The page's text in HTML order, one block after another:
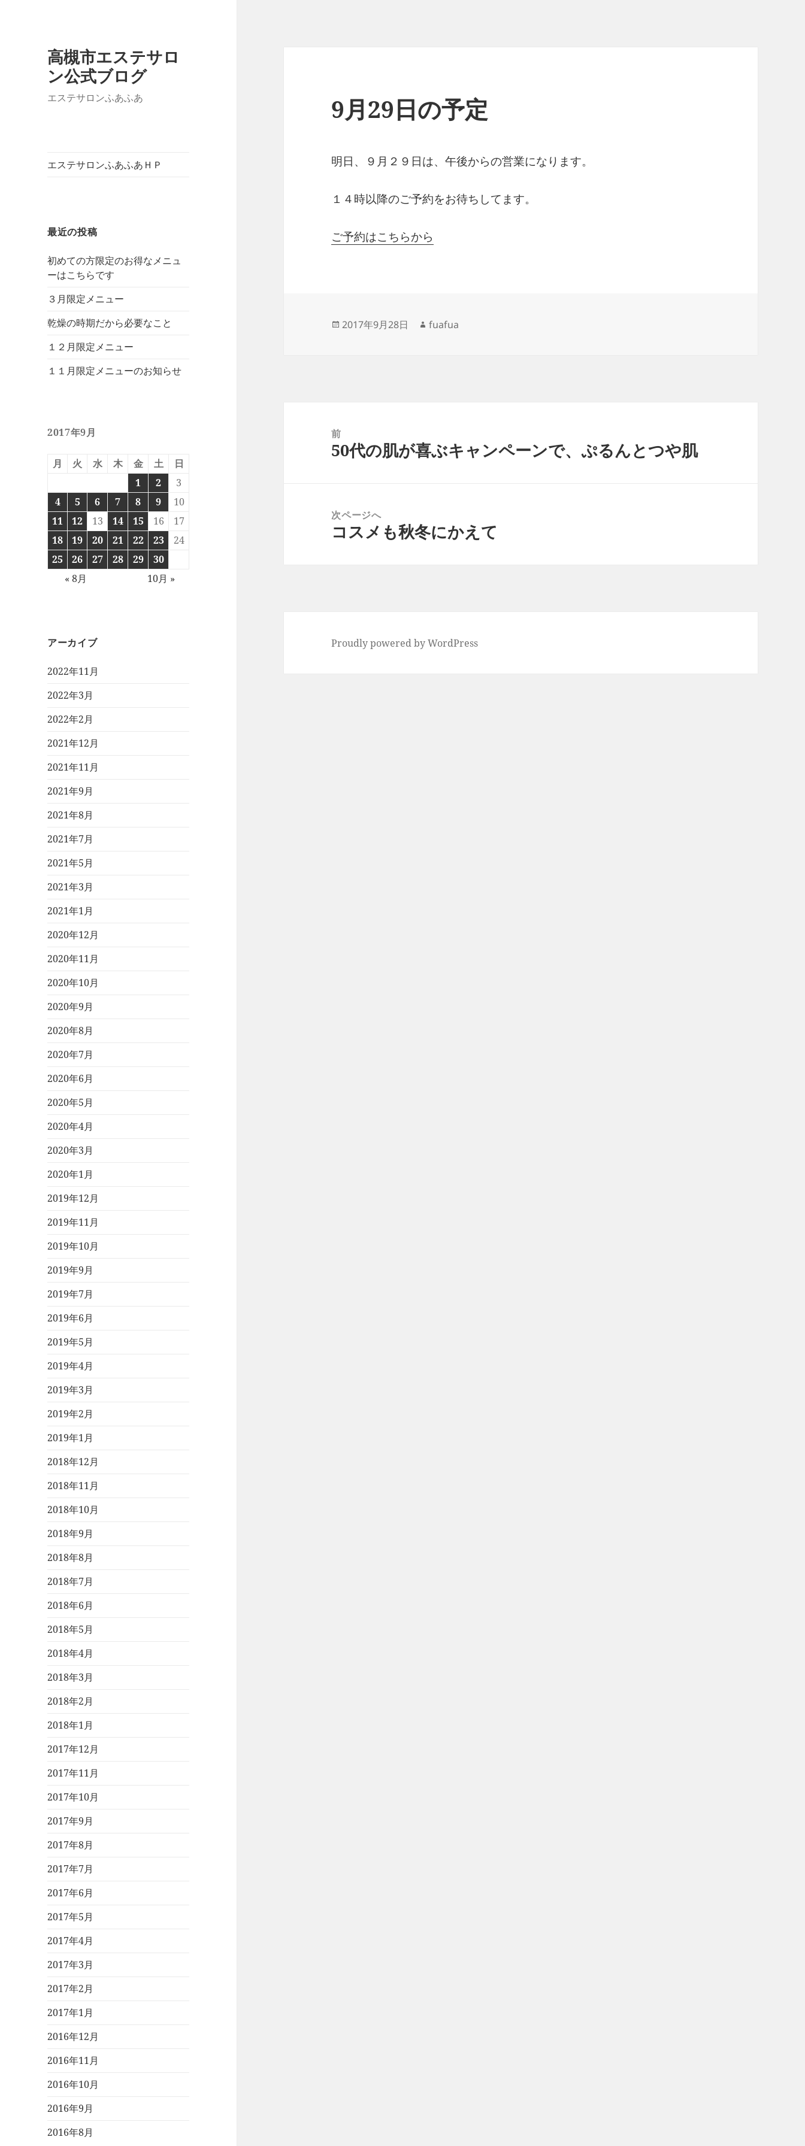
高槻市エステサロ
ン公式ブログ
エステサロンふあふあ
エステサロンふあふあＨＰ
最近の投稿
初めての方限定のお得なメニュ
ーはこちらです
３月限定メニュー
乾燥の時期だから必要なこと
１２月限定メニュー
１１月限定メニューのお知らせ
2017年9月
月 火 水 木 金 土
日
1
2
3
4
5 6 7 8 9
10
11
12 13 14 15 16
17
18
19 20 21 22 23
24
25
26 27 28 29
30
« 8月
10月 »
アーカイブ
2022年11月
2022年3月
2022年2月
2021年12月
2021年11月
2021年9月
2021年8月
2021年7月
2021年5月
2021年3月
2021年1月
2020年12月
2020年11月
2020年10月
2020年9月
2020年8月
2020年7月
2020年6月
2020年5月
2020年4月
2020年3月
2020年1月
2019年12月
2019年11月
2019年10月
2019年9月
2019年7月
2019年6月
2019年5月
2019年4月
2019年3月
2019年2月
2019年1月
2018年12月
2018年11月
2018年10月
2018年9月
2018年8月
2018年7月
2018年6月
2018年5月
2018年4月
2018年3月
2018年2月
2018年1月
2017年12月
2017年11月
2017年10月
2017年9月
2017年8月
2017年7月
2017年6月
2017年5月
2017年4月
2017年3月
2017年2月
2017年1月
2016年12月
2016年11月
2016年10月
2016年9月
2016年8月
9月29日の予定
明日、９月２９日は、午後からの営業になります。
１４時以降のご予約をお待ちしてます。
ご予約はこちらから
投
2017年9月28日
作
fuafua
前
前
50代の肌が喜ぶキャンペーンで、ぷるんとつや肌
次ページへ
次
コスメも秋冬にかえて
Proudly powered by WordPress